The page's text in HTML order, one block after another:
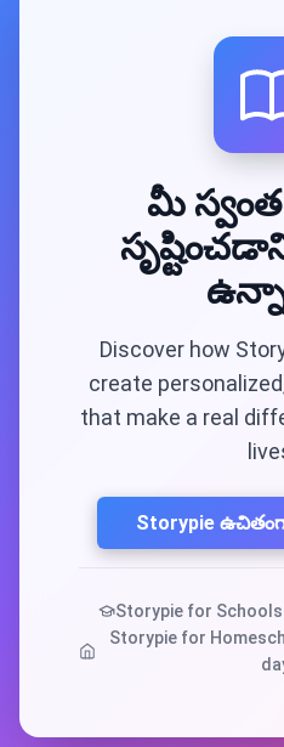
మీ స్వంత
Discover how
create
that make a real
Storypie
Storypie for
Storypie for